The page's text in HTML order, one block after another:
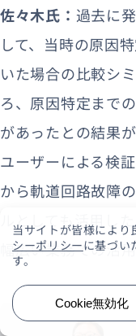
佐々木氏： 過去に
して、当時の原因
いた場合の比較シ
ろ、原因特定まで
があったとの結果
ユーザーによる検
から軌道回路故障
ルとしても活用し
幅広い業務での活